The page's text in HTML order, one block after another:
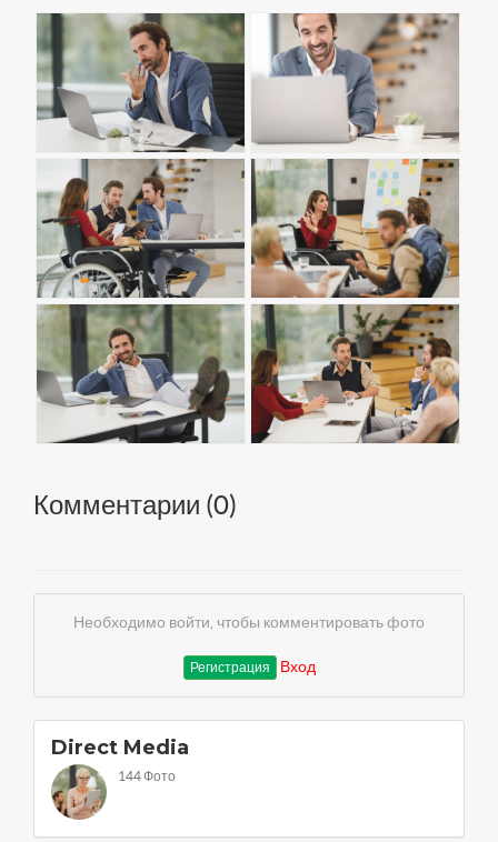
Комментарии (0)
Необходимо войти, чтобы комментировать фото
Регистрация Вход
Direct Media
144 Фото